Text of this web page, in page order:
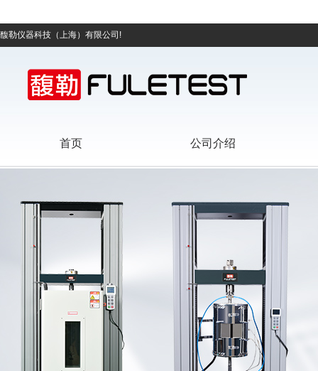
馥勒仪器科技（上海）有限公司!
首页 公司介绍